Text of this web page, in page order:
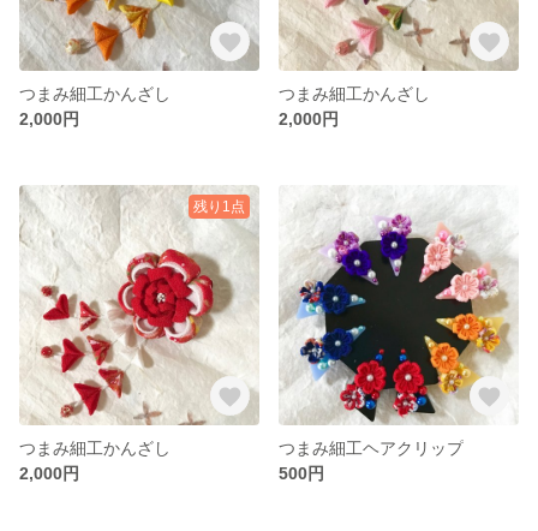
つまみ細工かんざし
2,000円
つまみ細工かんざし
2,000円
残り1点
つまみ細工かんざし
2,000円
つまみ細工ヘアクリップ
500円